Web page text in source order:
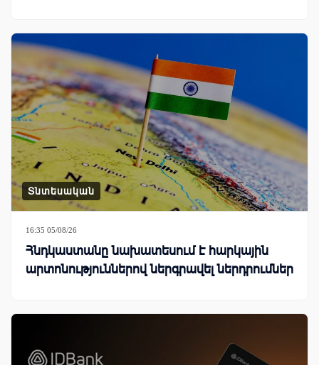
Տնտեսական
16:35 05/08/26
Հնդկաստանը նախատեսում է հարկային
արտոնություններով ներգրավել ներդրումներ